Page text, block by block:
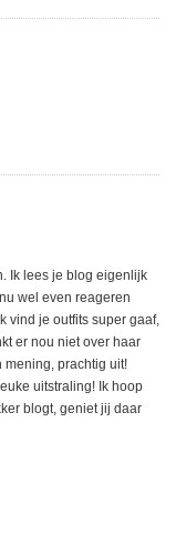
Ik lees je blog eigenlijk
wel even reageren
vind je outfits super gaaf,
er nou niet over haar
mening, prachtig uit!
uitstraling! Ik hoop
blogt, geniet jij daar